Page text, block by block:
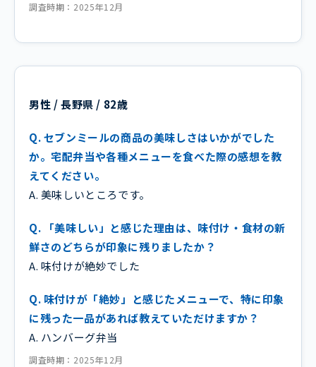
調査時期：2025年12月
男性 / 長野県 / 82歳
Q. セブンミールの商品の美味しさはいかがでした
か。宅配弁当や各種メニューを食べた際の感想を教
えてください。
A. 美味しいところです。
Q. 「美味しい」と感じた理由は、味付け・食材の新
鮮さのどちらが印象に残りましたか？
A. 味付けが絶妙でした
Q. 味付けが「絶妙」と感じたメニューで、特に印象
に残った一品があれば教えていただけますか？
A. ハンバーグ弁当
調査時期：2025年12月